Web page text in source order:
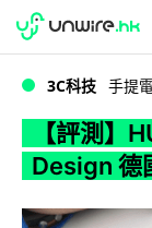
WWDC 2026
3C科技 手提
【評測】
Design